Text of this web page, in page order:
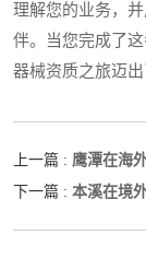
理解您的业务，
伴。当您完成了
器械资质之旅迈出
上一篇 : 鹰潭在海
下一篇 : 本溪在境